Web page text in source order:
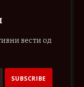
вести од